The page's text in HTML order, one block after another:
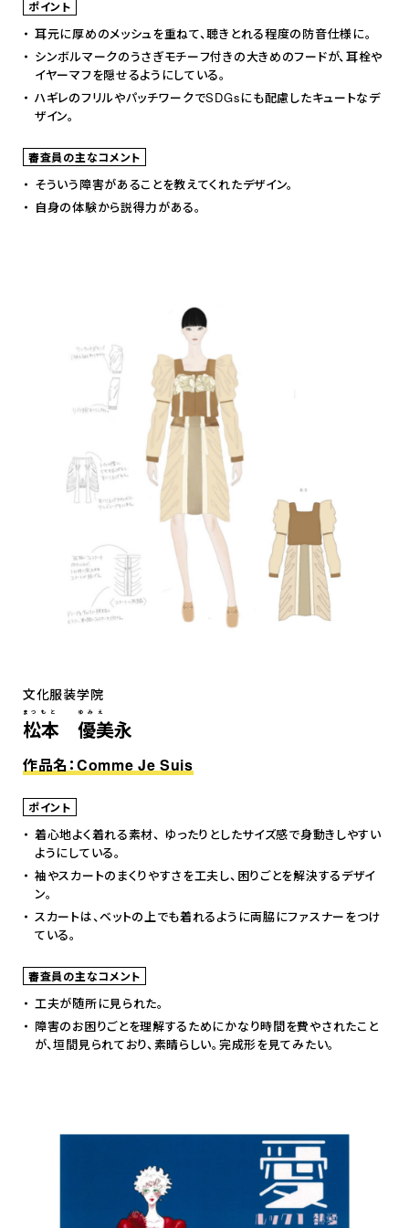
ポイント
耳元に厚めのメッシュを重ねて、聴きとれる程度の防音仕様に。
シンボルマークのうさぎモチーフ付きの大きめのフードが、耳栓や
イヤーマフを隠せるようにしている。
ハギレのフリルやパッチワークでSDGsにも配慮したキュートなデ
ザイン。
審査員の主なコメント
そういう障害があることを教えてくれたデザイン。
自身の体験から説得力がある。
文化服装学院
松本 優美永
まつもと ゆみえ
作品名：Comme Je Suis
ポイント
着心地よく着れる素材、 ゆったりとしたサイズ感で身動きしやすい
ようにしている。
袖やスカートのまくりやすさを工夫し、困りごとを解決するデザイ
ン。
スカートは、ベットの上でも着れるように両脇にファスナーをつけ
ている。
審査員の主なコメント
工夫が随所に見られた。
障害のお困りごとを理解するためにかなり時間を費やされたこと
が、垣間見られており、素晴らしい。完成形を見てみたい。